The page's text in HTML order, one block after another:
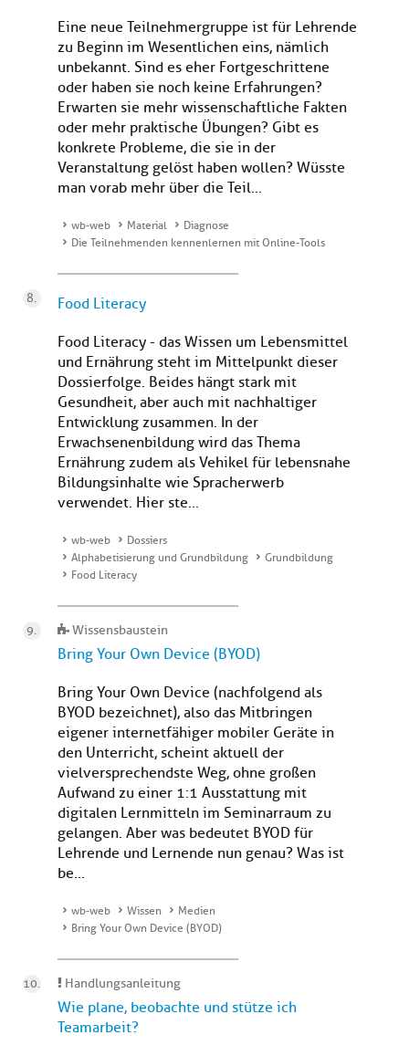
Eine neue Teilnehmergruppe ist für Lehrende
zu Beginn im Wesentlichen eins, nämlich
unbekannt. Sind es eher Fortgeschrittene
oder haben sie noch keine Erfahrungen?
Erwarten sie mehr wissenschaftliche Fakten
oder mehr praktische Übungen? Gibt es
konkrete Probleme, die sie in der
Veranstaltung gelöst haben wollen? Wüsste
man vorab mehr über die Teil...
wb-web Material
Diagnose
Die Teilnehmenden kennenlernen mit Online-Tools
Food Literacy
Food Literacy - das Wissen um Lebensmittel
und Ernährung steht im Mittelpunkt dieser
Dossierfolge. Beides hängt stark mit
Gesundheit, aber auch mit nachhaltiger
Entwicklung zusammen. In der
Erwachsenenbildung wird das Thema
Ernährung zudem als Vehikel für lebensnahe
Bildungsinhalte wie Spracherwerb
verwendet. Hier ste...
wb-web
Dossiers
Alphabetisierung und Grundbildung
Grundbildung
Food Literacy
Wissensbaustein
Bring Your Own Device (BYOD)
Bring Your Own Device (nachfolgend als
BYOD bezeichnet), also das Mitbringen
eigener internetfähiger mobiler Geräte in
den Unterricht, scheint aktuell der
vielversprechendste Weg, ohne großen
Aufwand zu einer 1:1 Ausstattung mit
digitalen Lernmitteln im Seminarraum zu
gelangen. Aber was bedeutet BYOD für
Lehrende und Lernende nun genau? Was ist
be...
wb-web Wissen
Medien
Bring Your Own Device (BYOD)
Handlungsanleitung
Wie plane, beobachte und stütze ich
Teamarbeit?